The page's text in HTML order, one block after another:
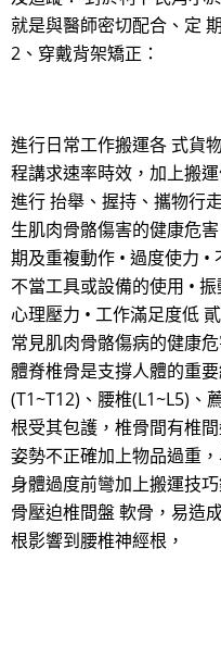
就是與醫師密切配合、定
2、穿戴背架矯正：
進行日常工作搬運各 式貨
程講求速率時效，加上搬
進行 抬舉、握持、攜物行
生肌肉骨骼傷害的健康危
期及重複動作 • 過度使力 •
不當工具或設備的使用 •
心理壓力 • 工作滿足度低
常見肌肉骨骼傷病的健康
體脊椎骨是支撐人體的重
(T1~T12)、腰椎(L1~L5)、
根受其包護，椎骨間有椎
姿勢不正確加上物品過重
身體過度前彎加上搬運技
骨壓迫椎間盤 軟骨，易造
根影響到腰椎神經根，